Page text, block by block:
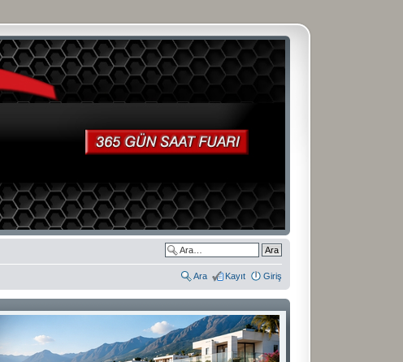
Ara Kayıt Giriş